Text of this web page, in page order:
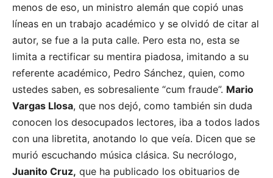
menos de eso, un ministro alemán que copió unas
líneas en un trabajo académico y se olvidó de citar al
autor, se fue a la puta calle. Pero esta no, esta se
limita a rectificar su mentira piadosa, imitando a su
referente académico, Pedro Sánchez, quien, como
ustedes saben, es sobresaliente “cum fraude”. Mario
Vargas Llosa, que nos dejó, como también sin duda
conocen los desocupados lectores, iba a todos lados
con una libretita, anotando lo que veía. Dicen que se
murió escuchando música clásica. Su necrólogo,
Juanito Cruz, que ha publicado los obituarios de